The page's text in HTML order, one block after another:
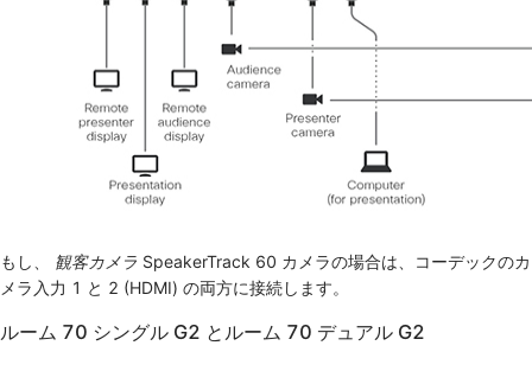
もし、 観客カメラ SpeakerTrack 60 カメラの場合は、コーデックのカ
メラ入力 1 と 2 (HDMI) の両方に接続します。
ルーム 70 シングル G2 とルーム 70 デュアル G2